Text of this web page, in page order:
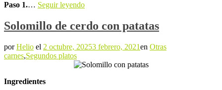
Paso 1.… Seguir leyendo
Solomillo de cerdo con patatas
porHelio el 2 octubre, 20253 febrero, 2021en Otras
carnes,Segundos platos
Ingredientes